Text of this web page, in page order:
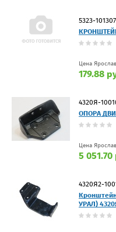
5323-
Цена
179.88
4320Я-
ОПОРА
Цена
5 051.70
4320Я2-
УРАЛ)